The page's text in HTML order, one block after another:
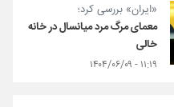
«ایران» بررسی کرد؛
معمای مرگ مرد میانسال در خانه
خالی
۱۱:۱۹ - ۱۴۰۴/۰۶/۰۹